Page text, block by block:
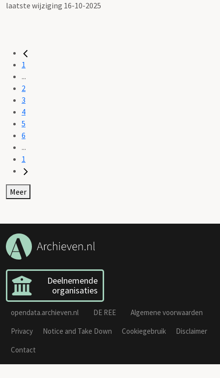
laatste wijziging 16-10-2025
1
...
2
3
4
5
6
...
1
Meer
Deelnemende
organisaties
opendata.archieven.nl DE REE
Algemene voorwaarden
Privacy
Notice and Take Down Cookiegebruik
Disclaimer
Contact